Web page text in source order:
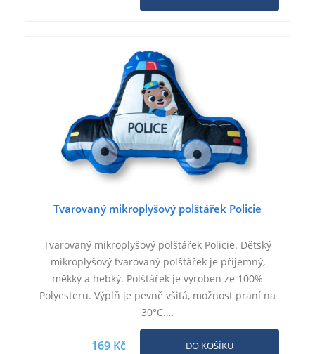
Tvarovaný mikroplyšový polštářek Policie
Tvarovaný mikroplyšový polštářek Policie. Dětský
mikroplyšový tvarovaný polštářek je příjemný,
měkký a hebký. Polštářek je vyroben ze 100%
Polyesteru. Výplň je pevně všitá, možnost praní na
30°C.…
169 Kč DO KOŠÍKU